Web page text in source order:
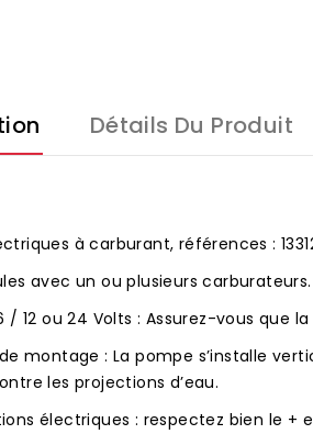
Détails Du Produit
à carburant, références : 13312,
avec un ou plusieurs carburateurs.
/ 12 ou 24 Volts : Assurez-vous
montage : La pompe s’installe
les projections d’eau.
électriques : respectez bien le